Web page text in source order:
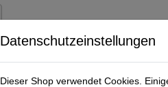
Datenschutzeinstellungen
Dieser Shop verwendet Cookies.